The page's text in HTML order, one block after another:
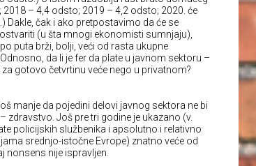
– 4,4 odsto; 2019 – 4,2 odsto; 2020. će
Dakle, čak i ako pretpostavimo da će se
(u šta mnogi ekonomisti sumnjaju),
puta brži, bolji, veći od rasta ukupne
da li je fer da plate u javnom sektoru –
gotovo četvrtinu veće nego u privatnom?
manje da pojedini delovi javnog sektora ne bi
zdravstvo. Još pre tri godine je ukazano (v.
policijskih službenika i apsolutno i relativno
srednjo-istočne Evrope) znatno veće od
nonsens nije ispravljen.